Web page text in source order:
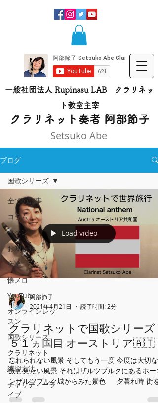
Setsuko Abe
一般社団法人 Rupinasu LAB クラリネッ
ト​教室主宰
​クラリネット奏者 阿部節子
ブログ
全ての記事
コラム
イベント
お知らせ
音楽
懐メロ
YouTube
オンラインレッ
スン
国歌シリーズ
クラリネット
練習方法
チャリティーラ
イブ
国歌シリーズ
Load video
阿部節子
2021年4月21日
読了時間: 2分
クラリネットで国歌シリーズ
５１ヵ国目 オーストリア🇦🇹
忘れられない風景 そしてもう一度 今度は大切な
族と見たい風景 それはザルツブルクにあるホーエ
ンザルツブルク城からみた景色 夕暮れ時 街を
下ろしたその景色は あまりに美しすぎて ただ静